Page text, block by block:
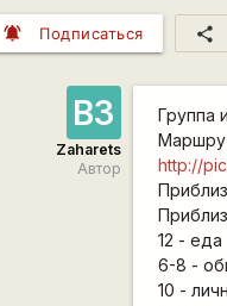
notifications_active Подписаться share
ВЗ
Zaharets
Автор
Группа
http://
12 - еда
6-8 -
10 -